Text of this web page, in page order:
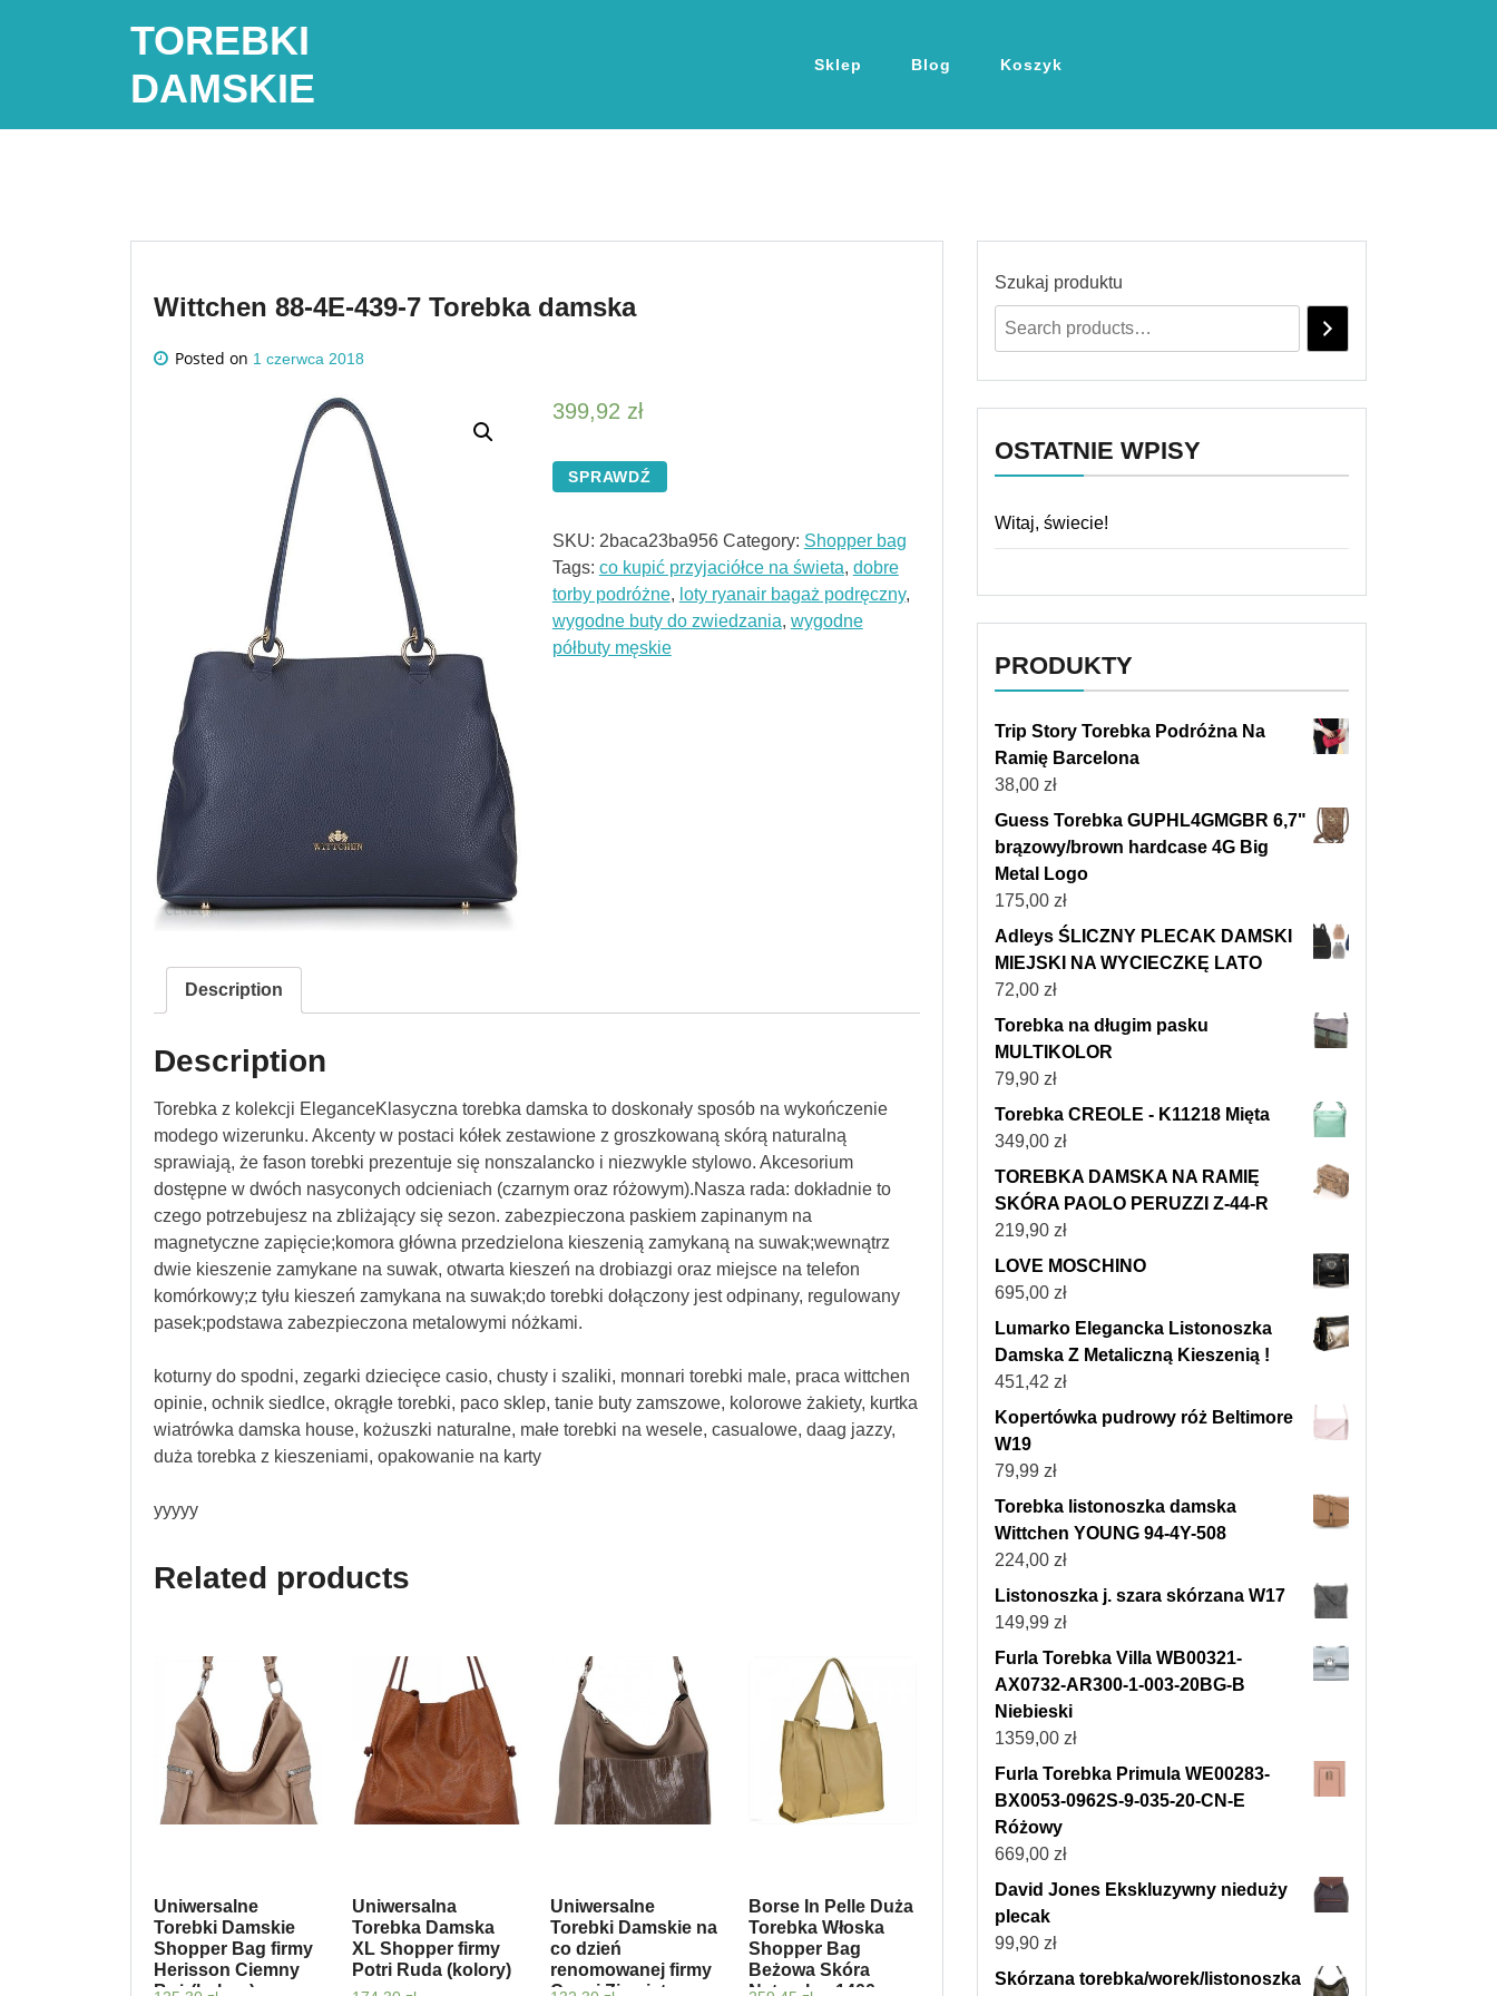
TOREBKI
DAMSKIE
Sklep Blog Koszyk
Wittchen 88-4E-439-7 Torebka damska
Posted on 1 czerwca 2018
399,92 zł
SPRAWDŹ
SKU: 2baca23ba956 Category: Shopper bag
Tags: co kupić przyjaciółce na świeta, dobre
torby podróżne, loty ryanair bagaż podręczny,
wygodne buty do zwiedzania, wygodne
półbuty męskie
Description
Description
Torebka z kolekcji EleganceKlasyczna torebka damska to doskonały sposób na wykończenie
modego wizerunku. Akcenty w postaci kółek zestawione z groszkowaną skórą naturalną
sprawiają, że fason torebki prezentuje się nonszalancko i niezwykle stylowo. Akcesorium
dostępne w dwóch nasyconych odcieniach (czarnym oraz różowym).Nasza rada: dokładnie to
czego potrzebujesz na zbliżający się sezon. zabezpieczona paskiem zapinanym na
magnetyczne zapięcie;komora główna przedzielona kieszenią zamykaną na suwak;wewnątrz
dwie kieszenie zamykane na suwak, otwarta kieszeń na drobiazgi oraz miejsce na telefon
komórkowy;z tyłu kieszeń zamykana na suwak;do torebki dołączony jest odpinany, regulowany
pasek;podstawa zabezpieczona metalowymi nóżkami.
koturny do spodni, zegarki dziecięce casio, chusty i szaliki, monnari torebki male, praca wittchen
opinie, ochnik siedlce, okrągłe torebki, paco sklep, tanie buty zamszowe, kolorowe żakiety, kurtka
wiatrówka damska house, kożuszki naturalne, małe torebki na wesele, casualowe, daag jazzy,
duża torebka z kieszeniami, opakowanie na karty
yyyyy
Related products
Uniwersalne
Torebki Damskie
Shopper Bag firmy
Herisson Ciemny
Beż (kolory)
Uniwersalna
Torebka Damska
XL Shopper firmy
Potri Ruda (kolory)
Uniwersalne
Torebki Damskie na
co dzień
renomowanej firmy
Conci Ziemista
Borse In Pelle Duża
Torebka Włoska
Shopper Bag
Beżowa Skóra
Naturalna 1400
Szukaj produktu
OSTATNIE WPISY
Witaj, świecie!
PRODUKTY
Trip Story Torebka Podróżna Na
Ramię Barcelona
38,00 zł
Guess Torebka GUPHL4GMGBR 6,7"
brązowy/brown hardcase 4G Big
Metal Logo
175,00 zł
Adleys ŚLICZNY PLECAK DAMSKI
MIEJSKI NA WYCIECZKĘ LATO
72,00 zł
Torebka na długim pasku
MULTIKOLOR
79,90 zł
Torebka CREOLE - K11218 Mięta
349,00 zł
TOREBKA DAMSKA NA RAMIĘ
SKÓRA PAOLO PERUZZI Z-44-R
219,90 zł
LOVE MOSCHINO
695,00 zł
Lumarko Elegancka Listonoszka
Damska Z Metaliczną Kieszenią !
451,42 zł
Kopertówka pudrowy róż Beltimore
W19
79,99 zł
Torebka listonoszka damska
Wittchen YOUNG 94-4Y-508
224,00 zł
Listonoszka j. szara skórzana W17
149,99 zł
Furla Torebka Villa WB00321-
AX0732-AR300-1-003-20BG-B
Niebieski
1359,00 zł
Furla Torebka Primula WE00283-
BX0053-0962S-9-035-20-CN-E
Różowy
669,00 zł
David Jones Ekskluzywny nieduży
plecak
99,90 zł
Skórzana torebka/worek/listonoszka